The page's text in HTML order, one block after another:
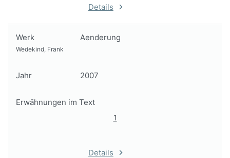
Details
Werk Aenderung
Wedekind, Frank
Jahr 2007
Erwähnungen im Text
1
Details